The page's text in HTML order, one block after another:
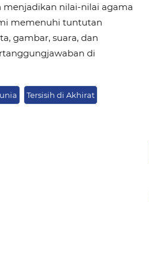
menjadikan nilai-nilai agama
memenuhi tuntutan
gambar, suara, dan
di
Tersisih di Akhirat